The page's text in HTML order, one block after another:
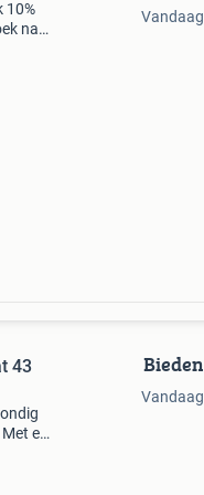
10%
naar
Vandaag
43
en
Bieden
Vandaag